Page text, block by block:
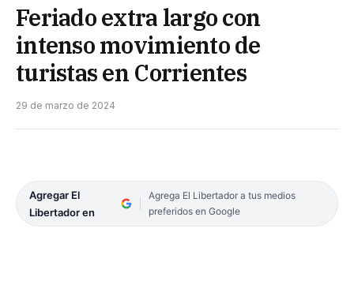
Feriado extra largo con
intenso movimiento de
turistas en Corrientes
29 de marzo de 2024
Agregar El
Libertador en
Agrega El Libertador a tus medios
preferidos en Google